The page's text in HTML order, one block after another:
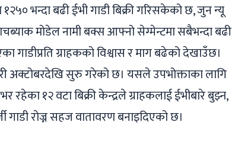
भन्दा बढी ईभी गाडी बिक्री गरिसकेको छ, जुन न्यू
मोडेल नामी बक्स आफ्नो सेग्मेन्टमा सबैभन्दा बढी
गाडीप्रति ग्राहकको विश्वास र माग बढेको देखाउँछ।
अक्टोबरदेखि सुरु गरेको छ। यसले उपभोक्ताका लागि
१२ वटा बिक्री केन्द्रले ग्राहकलाई ईभीबारे बुझ्न,
रोज्न सहज वातावरण बनाइदिएको छ।